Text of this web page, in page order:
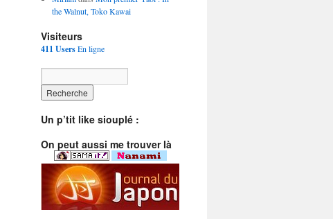
the Walnut, Toko Kawai
Visiteurs
411 UsersEn ligne
Un p’tit like siouplé :
On peut aussi me trouver là